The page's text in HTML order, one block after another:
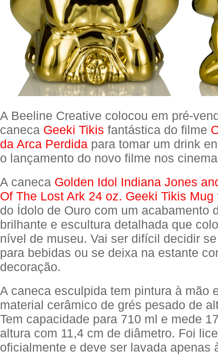
A Beeline Creative colocou em pré-
caneca Geeki Tikis fantástica do filme
da Arca Perdida para tomar um drink
o lançamento do novo filme nos
A caneca Golden Idol Indiana Jones
Of The Lost Ark 24 oz. Geeki Tikis Mug
do Ídolo de Ouro com um acabamento
brilhante e escultura detalhada que
nível de museu. Vai ser difícil decidir
para bebidas ou se deixa na estante
decoração.
A caneca esculpida tem pintura à mão
material cerâmico de grés pesado de
Tem capacidade para 710 ml e mede
altura com 11,4 cm de diâmetro. Foi
oficialmente e deve ser lavada apenas